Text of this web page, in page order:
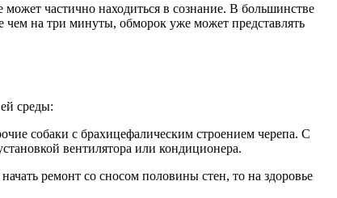
частично находиться в сознание. В большинстве
чем на три минуты, обморок уже может представлять
среды:
собаки с брахицефалическим строением черепа. С
вентилятора или кондиционера.
ремонт со сносом половины стен, то на здоровье